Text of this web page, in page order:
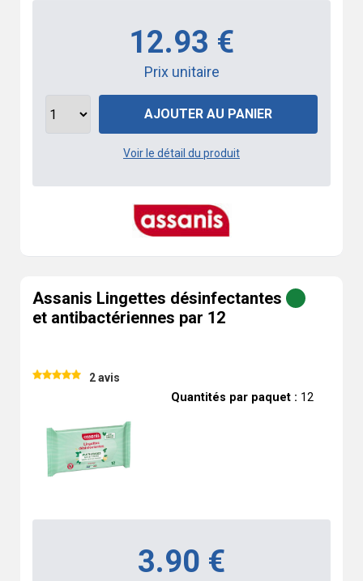
12.93 €
Prix unitaire
AJOUTER AU PANIER
Voir le détail du produit
Assanis Lingettes désinfectantes
et antibactériennes par 12
2 avis
Quantités par paquet : 12
3.90 €